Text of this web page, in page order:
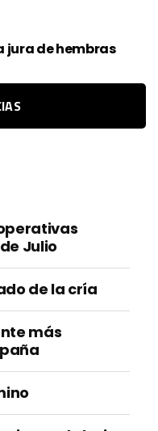
jura de hembras
Julio
de la cría
más